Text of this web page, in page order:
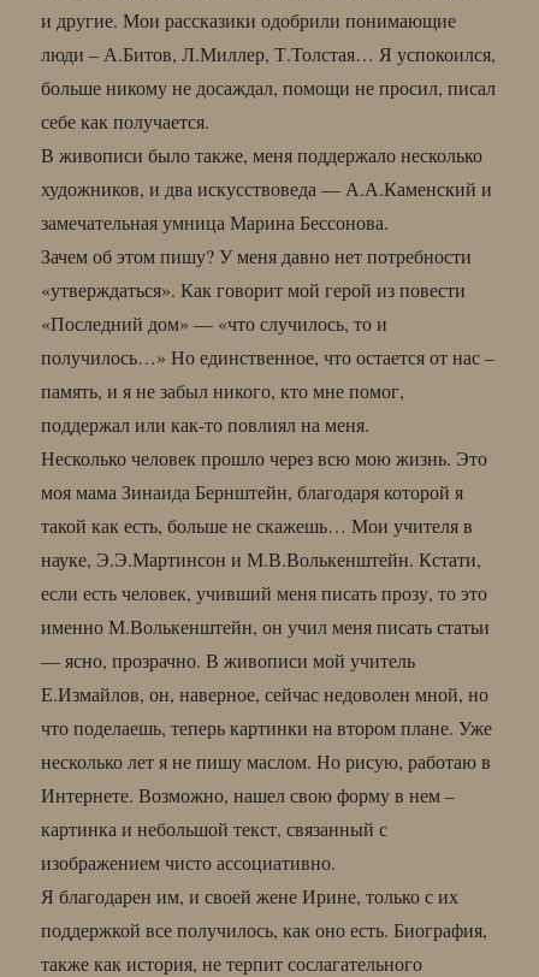
и другие. Мои рассказики одобрили понимающие
люди – А.Битов, Л.Миллер, Т.Толстая… Я успокоился,
больше никому не досаждал, помощи не просил, писал
себе как получается.
В живописи было также, меня поддержало несколько
художников, и два искусствоведа — А.А.Каменский и
замечательная умница Марина Бессонова.
Зачем об этом пишу? У меня давно нет потребности
«утверждаться». Как говорит мой герой из повести
«Последний дом» — «что случилось, то и
получилось…» Но единственное, что остается от нас –
память, и я не забыл никого, кто мне помог,
поддержал или как-то повлиял на меня.
Несколько человек прошло через всю мою жизнь. Это
моя мама Зинаида Бернштейн, благодаря которой я
такой как есть, больше не скажешь… Мои учителя в
науке, Э.Э.Мартинсон и М.В.Волькенштейн. Кстати,
если есть человек, учивший меня писать прозу, то это
именно М.Волькенштейн, он учил меня писать статьи
— ясно, прозрачно. В живописи мой учитель
Е.Измайлов, он, наверное, сейчас недоволен мной, но
что поделаешь, теперь картинки на втором плане. Уже
несколько лет я не пишу маслом. Но рисую, работаю в
Интернете. Возможно, нашел свою форму в нем –
картинка и небольшой текст, связанный с
изображением чисто ассоциативно.
Я благодарен им, и своей жене Ирине, только с их
поддержкой все получилось, как оно есть. Биография,
также как история, не терпит сослагательного